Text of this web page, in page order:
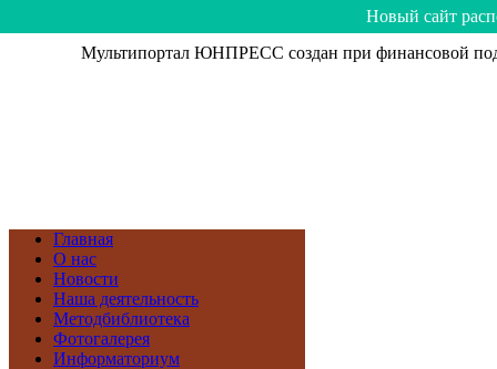
Hoвый caйт
Мультипортал ЮНПРЕСС создан при финансовой
Главная
О нас
Новости
Наша деятельность
Методбиблиотека
Фотогалерея
Информаториум